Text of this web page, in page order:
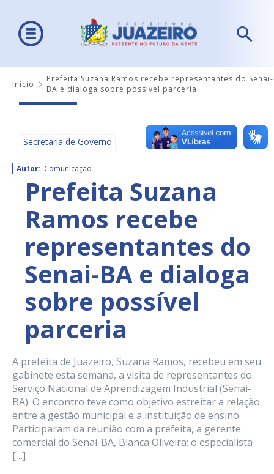
Início
Prefeita Suzana Ramos recebe representantes do Senai-
BA e dialoga sobre possível parceria
Secretaria de Governo
Autor: Comunicação
Prefeita Suzana
Ramos recebe
representantes do
Senai-BA e dialoga
sobre possível
parceria
A prefeita de Juazeiro, Suzana Ramos, recebeu em seu
gabinete esta semana, a visita de representantes do
Serviço Nacional de Aprendizagem Industrial (Senai-
BA). O encontro teve como objetivo estreitar a relação
entre a gestão municipal e a instituição de ensino.
Participaram da reunião com a prefeita, a gerente
comercial do Senai-BA, Bianca Oliveira; o especialista
[…]